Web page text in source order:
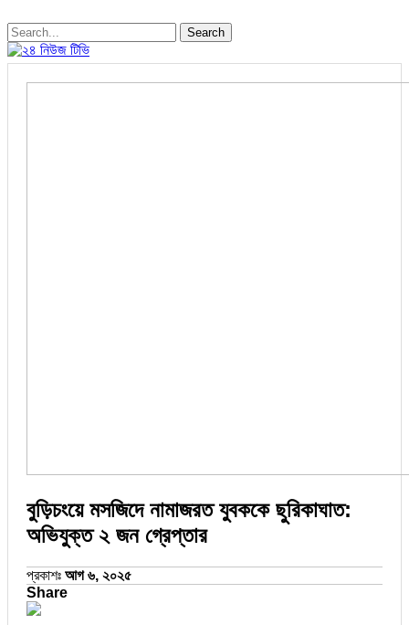
বুড়িচংয়ে মসজিদে নামাজরত যুবককে ছুরিকাঘাত:
অভিযুক্ত ২ জন গ্রেপ্তার
প্রকাশঃ আগ ৬, ২০২৫
Share